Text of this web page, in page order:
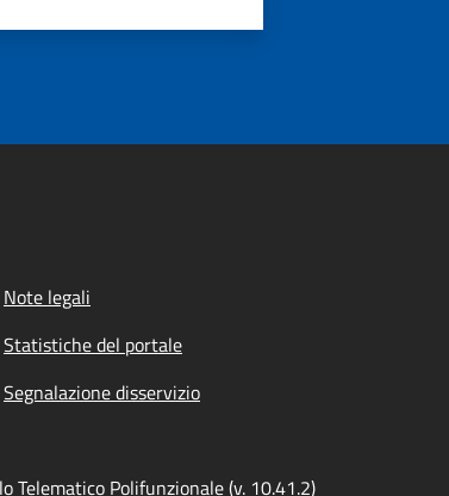
Note legali
Statistiche del portale
Segnalazione disservizio
Telematico Polifunzionale (v. 10.41.2)